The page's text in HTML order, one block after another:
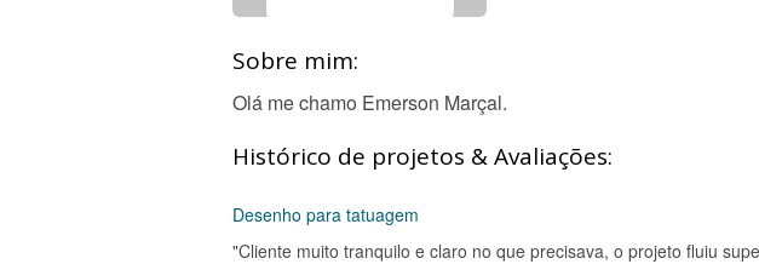
Sobre mim:
Olá me chamo Emerson Marçal.
Histórico de projetos & Avaliações:
Desenho para tatuagem
"Cliente muito tranquilo e claro no que precisava, o projeto fluiu